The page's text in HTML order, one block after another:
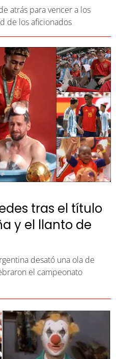
atrás para vencer a los
de los aficionados
tras el título
y el llanto de
desató una ola de
el campeonato